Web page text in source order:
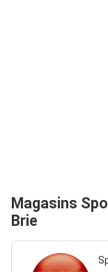
Magasins
Brie